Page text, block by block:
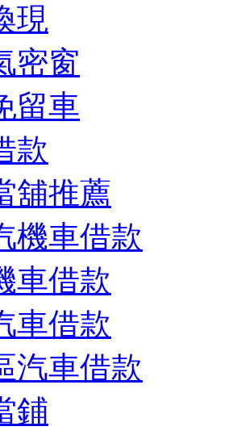
現
密窗
留車
款
舖推薦
機車借款
車借款
車借款
汽車借款
鋪